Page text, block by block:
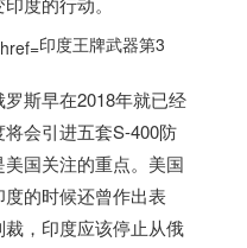
印度王牌武器第3
罗斯早在2018年就已经
将会引进五套S-400防
国关注的重点。美国
度的时候还曾作出表
， 印度应该停止从俄